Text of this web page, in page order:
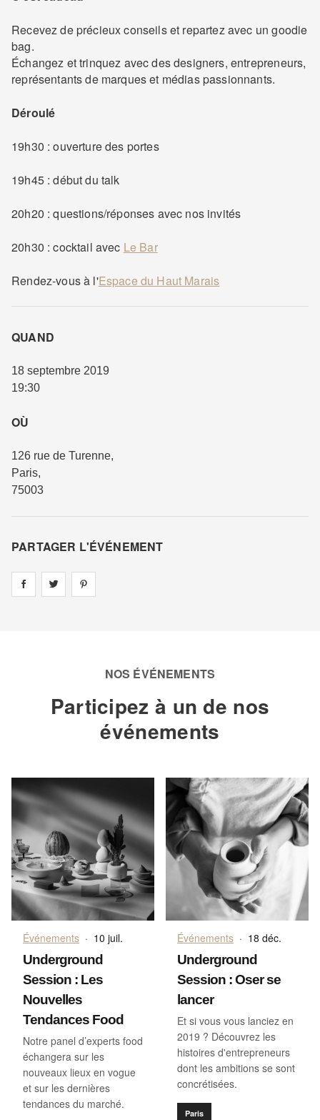
Recevez de précieux conseils et repartez avec un goodie
bag.
Échangez et trinquez avec des designers, entrepreneurs,
représentants de marques et médias passionnants.
Déroulé
19h30 : ouverture des portes
19h45 : début du talk
20h20 : questions/réponses avec nos invités
20h30 : cocktail avec Le Bar
Rendez-vous à l'Espace du Haut Marais
QUAND
18 septembre 2019
19:30
OÙ
126 rue de Turenne,
Paris,
75003
PARTAGER L'ÉVÉNEMENT
Share on facebook
Share on
NOS ÉVÉNEMENTS
Participez à un de nos
événements
Événements · 10 juil.
Underground
Session : Les
Nouvelles
Tendances Food
Notre panel d’experts food
échangera sur les
nouveaux lieux en vogue
et sur les dernières
tendances du marché.
Événements · 18 déc.
Underground
Session : Oser se
lancer
Et si vous vous lanciez en
2019 ? Découvrez les
histoires d'entrepreneurs
dont les ambitions se sont
concrétisées.
Paris